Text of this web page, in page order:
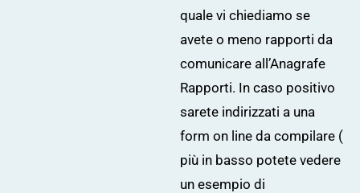
quale vi chiediamo se
avete o meno rapporti da
comunicare all’Anagrafe
Rapporti. In caso positivo
sarete indirizzati a una
form on line da compilare (
più in basso potete vedere
un esempio di